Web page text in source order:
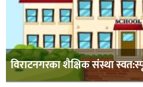
विराटनगरका शैक्षिक संस्था